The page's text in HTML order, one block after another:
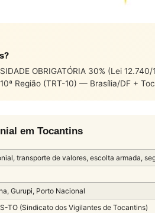
OBRIGATÓRIA 30% (Lei
Região (TRT-10) — Brasília/DF +
em Tocantins
transporte de valores, escolta armada,
Gurupi, Porto Nacional
TO (Sindicato dos Vigilantes de Tocantins)